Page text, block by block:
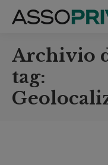
Archivio
tag: